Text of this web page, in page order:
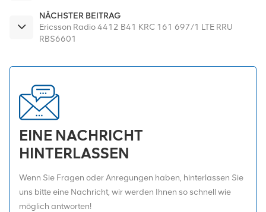
NÄCHSTER BEITRAG
Ericsson Radio 4412 B41 KRC 161 697/1 LTE RRU
RBS6601
EINE NACHRICHT
HINTERLASSEN
Wenn Sie Fragen oder Anregungen haben, hinterlassen Sie
uns bitte eine Nachricht, wir werden Ihnen so schnell wie
möglich antworten!